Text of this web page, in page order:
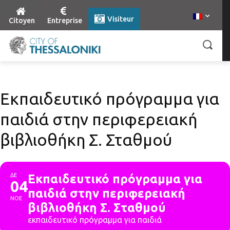
Citoyen Entreprise Visiteur
Εκπαιδευτικό πρόγραμμα για
παιδιά στην περιφερειακή
βιβλιοθήκη Σ. Σταθμού
ΔΕ
04
ΝΟΕ
Εκπαιδευτικό πρόγραμμα για
παιδιά στην περιφερειακή
βιβλιοθήκη Σ. Σταθμού
εκπαιδευτικό πρόγραμμα για παιδιά